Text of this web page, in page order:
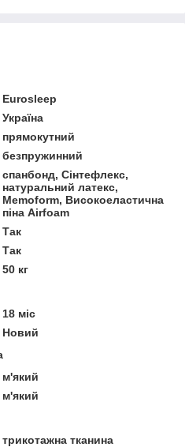
Eurosleep
Україна
прямокутний
безпружинний
спанбонд, Сінтефлекс,
натуральний латекс,
Memoform, Високоеластична
піна Airfoam
Так
Так
50 кг
18 міс
Новий
м'який
м'який
трикотажна тканина